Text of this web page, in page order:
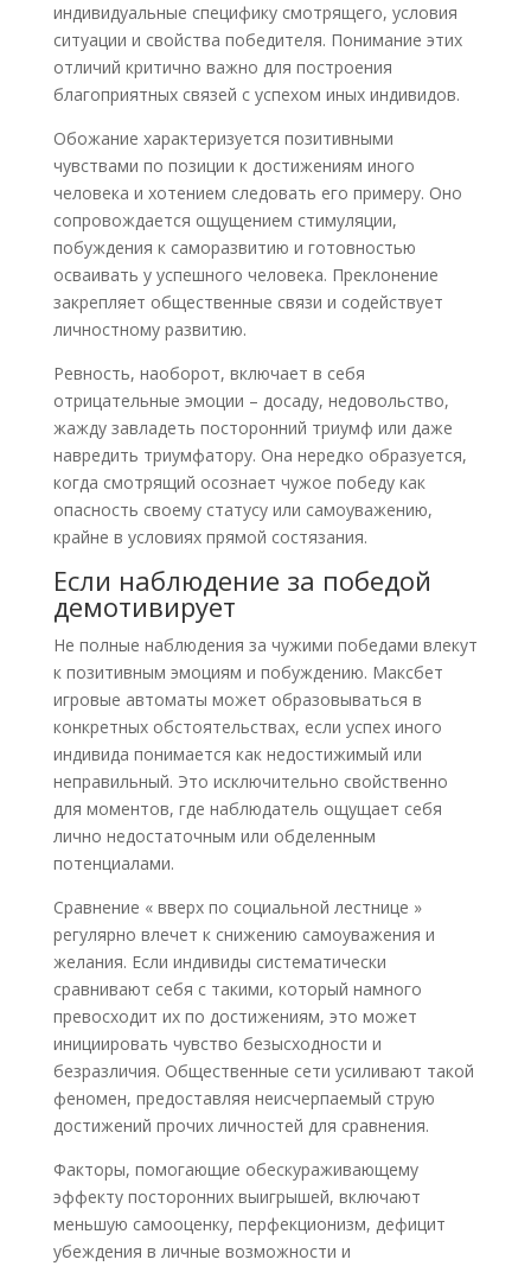
индивидуальные специфику смотрящего, условия
ситуации и свойства победителя. Понимание этих
отличий критично важно для построения
благоприятных связей с успехом иных индивидов.
Обожание характеризуется позитивными
чувствами по позиции к достижениям иного
человека и хотением следовать его примеру. Оно
сопровождается ощущением стимуляции,
побуждения к саморазвитию и готовностью
осваивать у успешного человека. Преклонение
закрепляет общественные связи и содействует
личностному развитию.
Ревность, наоборот, включает в себя
отрицательные эмоции – досаду, недовольство,
жажду завладеть посторонний триумф или даже
навредить триумфатору. Она нередко образуется,
когда смотрящий осознает чужое победу как
опасность своему статусу или самоуважению,
крайне в условиях прямой состязания.
Если наблюдение за победой
демотивирует
Не полные наблюдения за чужими победами влекут
к позитивным эмоциям и побуждению. Максбет
игровые автоматы может образовываться в
конкретных обстоятельствах, если успех иного
индивида понимается как недостижимый или
неправильный. Это исключительно свойственно
для моментов, где наблюдатель ощущает себя
лично недостаточным или обделенным
потенциалами.
Сравнение « вверх по социальной лестнице »
регулярно влечет к снижению самоуважения и
желания. Если индивиды систематически
сравнивают себя с такими, который намного
превосходит их по достижениям, это может
инициировать чувство безысходности и
безразличия. Общественные сети усиливают такой
феномен, предоставляя неисчерпаемый струю
достижений прочих личностей для сравнения.
Факторы, помогающие обескураживающему
эффекту посторонних выигрышей, включают
меньшую самооценку, перфекционизм, дефицит
убеждения в личные возможности и